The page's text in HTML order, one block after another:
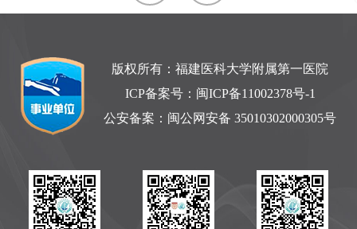
版权所有：福建医科大学附属第一医院
ICP备案号： 闽ICP备11002378号-1
公安备案： 闽公网安备 35010302000305号